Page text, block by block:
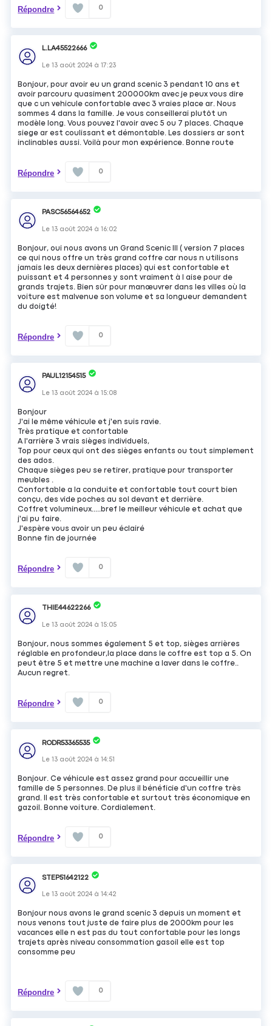
Répondre 0
L.LA45522666
Le13 août 2024 à17:23
Bonjour, pour avoir eu un grand scenic 3 pendant 10 ans et
avoir parcouru quasiment 200000km avec je peux vous dire
que c un vehicule confortable avec 3 vraies place ar. Nous
sommes 4 dans la famille. Je vous conseillerai plutôt un
modèle long. Vous pouvez l'avoir avec 5 ou 7 places. Chaque
siege ar est coulissant et démontable. Les dossiers ar sont
inclinables aussi. Voilà pour mon expérience. Bonne route
Répondre 0
PASC56564652
Le13 août 2024 à16:02
Bonjour, oui nous avons un Grand Scenic III ( version 7 places
ce qui nous offre un très grand coffre car nous n utilisons
jamais les deux dernières places) qui est confortable et
puissant et 4 personnes y sont vraiment à l aise pour de
grands trajets. Bien sûr pour manœuvrer dans les villes où la
voiture est malvenue son volume et sa longueur demandent
du doigté!
Répondre 0
PAUL12154515
Le13 août 2024 à15:08
Bonjour
J'ai le même véhicule et j'en suis ravie.
Très pratique et confortable
A l'arrière 3 vrais sièges individuels,
Top pour ceux qui ont des sièges enfants ou tout simplement
des ados.
Chaque sièges peu se retirer, pratique pour transporter
meubles .
Confortable a la conduite et confortable tout court bien
conçu, des vide poches au sol devant et derrière.
Coffret volumineux.....bref le meilleur véhicule et achat que
j'ai pu faire.
J'espère vous avoir un peu éclairé
Bonne fin de journée
Répondre 0
THIE44622266
Le13 août 2024 à15:05
Bonjour, nous sommes également 5 et top, sièges arrières
réglable en profondeur,la place dans le coffre est top a 5. On
peut être 5 et mettre une machine a laver dans le coffre..
Aucun regret.
Répondre 0
RODR53365535
Le13 août 2024 à14:51
Bonjour. Ce véhicule est assez grand pour accueillir une
famille de 5 personnes. De plus il bénéficie d'un coffre très
grand. Il est très confortable et surtout très économique en
gazoil. Bonne voiture. Cordialement.
Répondre 0
STEP51642122
Le13 août 2024 à14:42
Bonjour nous avons le grand scenic 3 depuis un moment et
nous venons tout juste de faire plus de 2000km pour les
vacances elle n est pas du tout confortable pour les longs
trajets après niveau consommation gasoil elle est top
consomme peu
Répondre 0